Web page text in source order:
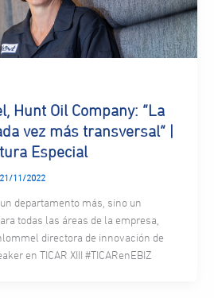
Hunt Oil Company: “La
vez más transversal” |
Especial
21/11/2022
departamento más, sino un
todas las áreas de la empresa,
directora de innovación de
en TICAR XIII #TICARenEBIZ